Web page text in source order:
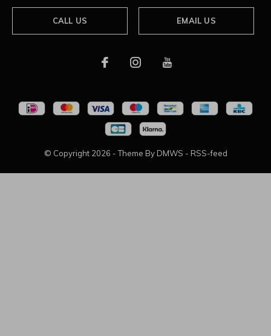
CALL US EMAIL US
© Copyright 2026 - Theme By DMWS - RSS-feed